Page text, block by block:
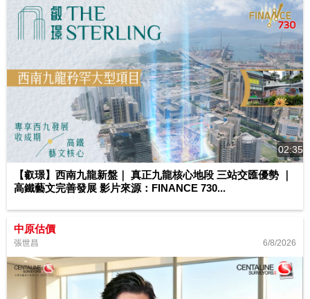
02:35
【叡璟】西南九龍新盤｜ 真正九龍核心地段 三站交匯優勢 ｜
高鐵藝文完善發展 影片來源：FINANCE 730...
中原估價
張世昌 6/8/2026